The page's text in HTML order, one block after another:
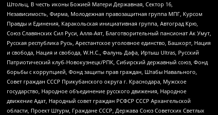
Штольц, В честь иконы Божией Матери Державная, Сектор 16,
Независимость, Фирма, Молодежная правозащитная группа МПГ, Курсом
Правды и Единения, Каракольская инициативная группа, Автоград Крю,
Союз Славянских Сил Руси, Алля-Аят, Благотворительный пансионат Ак Умут,
Русская республика Русь, Арестантское уголовное единство, Башкорт, Нация
и свобода, Нация и свобода, W.H.С., Фалунь Дафа, Иртыш Ultras, Русский
Патриотический клуб-Новокузнецк/РПК, Сибирский державный союз, Фонд
борьбы с коррупцией, Фонд защиты прав граждан, Штабы Навального,
Совет граждан СССР Прикубанского округа г. Краснодара, Мужское
государство, Народное объединение русского движения, Народное
движение Адат, Народный совет граждан РСФСР СССР Архангельской
области, Проект Штурм, Граждане СССР, Держава Союз Советских Светлых